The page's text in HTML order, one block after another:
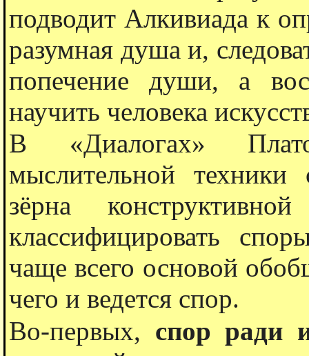
подводит Алкивиада к
разумная душа и,
попечение души, а
научить человека
В «Диалогах»
мыслительной
зëрна
классифицировать
чаще всего основой
чего и ведется спор.
Во-первых, спор ради